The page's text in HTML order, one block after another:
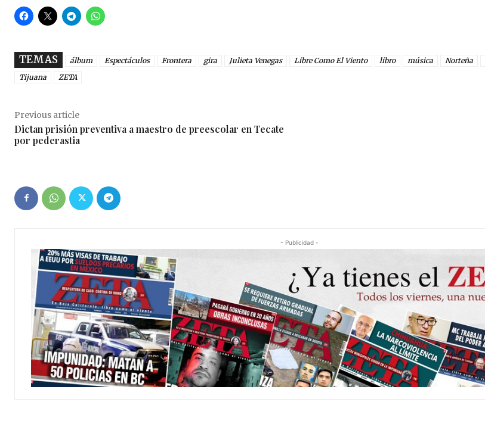
TEMAS álbum Espectáculos Frontera gira Julieta Venegas Libre Como El Viento libro música Norteña
Tijuana
ZETA
Previous article
Dictan prisión preventiva a maestro de preescolar en Tecate
por pederastia
- Publicidad -